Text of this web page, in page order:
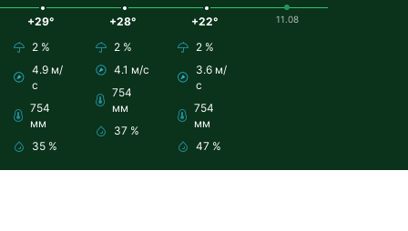
+29°
2 %
4.9 м/
с
754
мм
35 %
+28°
2 %
4.1 м/с
754
мм
37 %
+22°
2 %
3.6 м/
с
754
мм
47 %
11.08